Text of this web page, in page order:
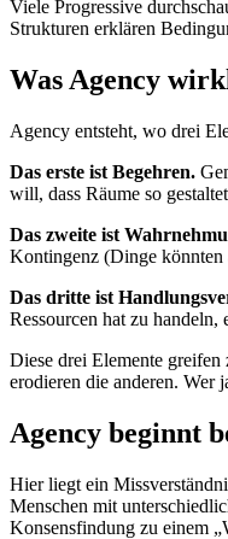
Viele Progressive
Strukturen erklären
Was Agency
Agency entsteht, wo drei
Das erste ist Begehren.
will, dass Räume so
Das zweite ist
Kontingenz (Dinge könnten
Das dritte ist
Ressourcen hat zu
Diese drei Elemente
erodieren die anderen.
Agency beginnt
Hier liegt ein
Menschen mit
Konsensfindung zu einem